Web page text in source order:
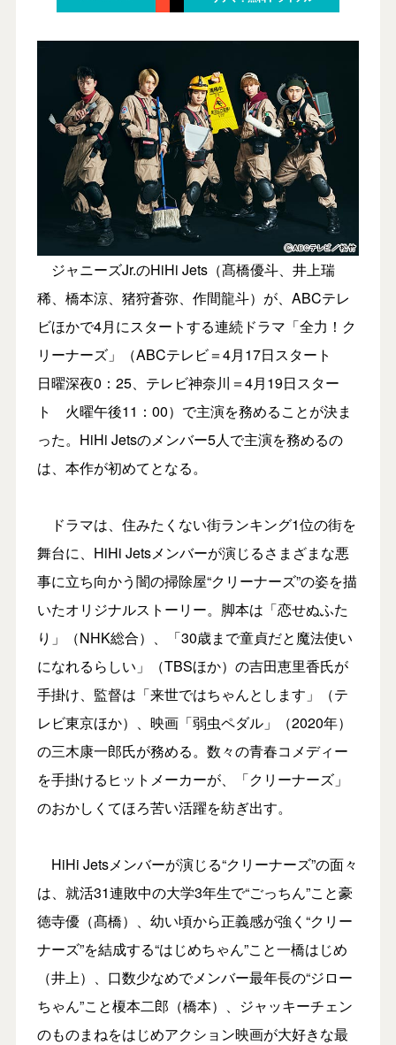
ジャニーズJr.のHiHi Jets（髙橋優斗、井上瑞
稀、橋本涼、猪狩蒼弥、作間龍斗）が、ABCテレ
ビほかで4月にスタートする連続ドラマ「全力！ク
リーナーズ」（ABCテレビ＝4月17日スタート
日曜深夜0：25、テレビ神奈川＝4月19日スター
ト 火曜午後11：00）で主演を務めることが決ま
った。HiHi Jetsのメンバー5人で主演を務めるの
は、本作が初めてとなる。
ドラマは、住みたくない街ランキング1位の街を
舞台に、HiHi Jetsメンバーが演じるさまざまな悪
事に立ち向かう闇の掃除屋“クリーナーズ”の姿を描
いたオリジナルストーリー。脚本は「恋せぬふた
り」（NHK総合）、「30歳まで童貞だと魔法使い
になれるらしい」（TBSほか）の吉田恵里香氏が
手掛け、監督は「来世ではちゃんとします」（テ
レビ東京ほか）、映画「弱虫ペダル」（2020年）
の三木康一郎氏が務める。数々の青春コメディー
を手掛けるヒットメーカーが、「クリーナーズ」
のおかしくてほろ苦い活躍を紡ぎ出す。
HiHi Jetsメンバーが演じる“クリーナーズ”の面々
は、就活31連敗中の大学3年生で“ごっちん”こと豪
徳寺優（髙橋）、幼い頃から正義感が強く“クリー
ナーズ”を結成する“はじめちゃん”こと一橋はじめ
（井上）、口数少なめでメンバー最年長の“ジロー
ちゃん”こと榎本二郎（橋本）、ジャッキーチェン
のものまねをはじめアクション映画が大好きな最